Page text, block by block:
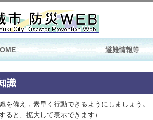
避難情報等
識
を備え，素早く行動できるようにしましょう。
ると、拡大して表示できます）